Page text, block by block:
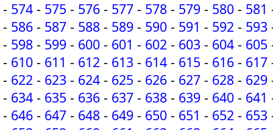
- 574 - 575 - 576 - 577 - 578 - 579 - 580 - 581
- 586 - 587 - 588 - 589 - 590 - 591 - 592 - 593
- 598 - 599 - 600 - 601 - 602 - 603 - 604 - 605
- 610 - 611 - 612 - 613 - 614 - 615 - 616 - 617
- 622 - 623 - 624 - 625 - 626 - 627 - 628 - 629
- 634 - 635 - 636 - 637 - 638 - 639 - 640 - 641
- 646 - 647 - 648 - 649 - 650 - 651 - 652 - 653